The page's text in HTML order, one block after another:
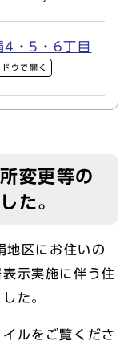
・5・6丁目
ウで開く
変更等の
た。
区にお住いの
示実施に伴う住
た。
ルをご覧くださ